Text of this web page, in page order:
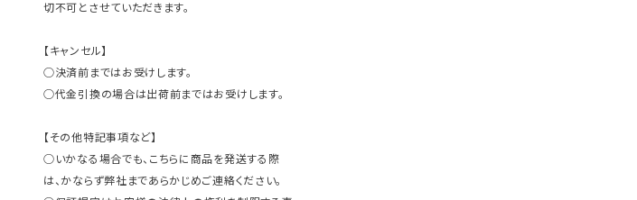
切不可とさせていただきます。
【キャンセル】
○決済前まではお受けします。
○代金引換の場合は出荷前まではお受けします。
【その他特記事項など】
○いかなる場合でも、こちらに商品を発送する際
は、かならず弊社まであらかじめご連絡ください。